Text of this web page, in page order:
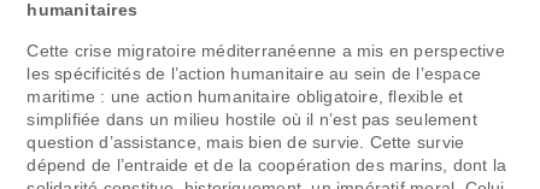
humanitaires
Cette crise migratoire méditerranéenne a mis en perspective
les spécificités de l’action humanitaire au sein de l’espace
maritime : une action humanitaire obligatoire, flexible et
simplifiée dans un milieu hostile où il n’est pas seulement
question d’assistance, mais bien de survie. Cette survie
dépend de l’entraide et de la coopération des marins, dont la